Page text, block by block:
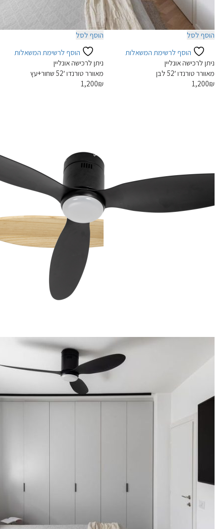
הוסף לסל
הוסף לרשימת המשאלות
ניתן לרכישה אונליין
מאוורר טורנדו 52′ שחור+עץ
1,200₪
הוסף לסל
הוסף לרשימת המשאלות
ניתן לרכישה אונליין
מאוורר טורנדו 52′ לבן
1,200₪